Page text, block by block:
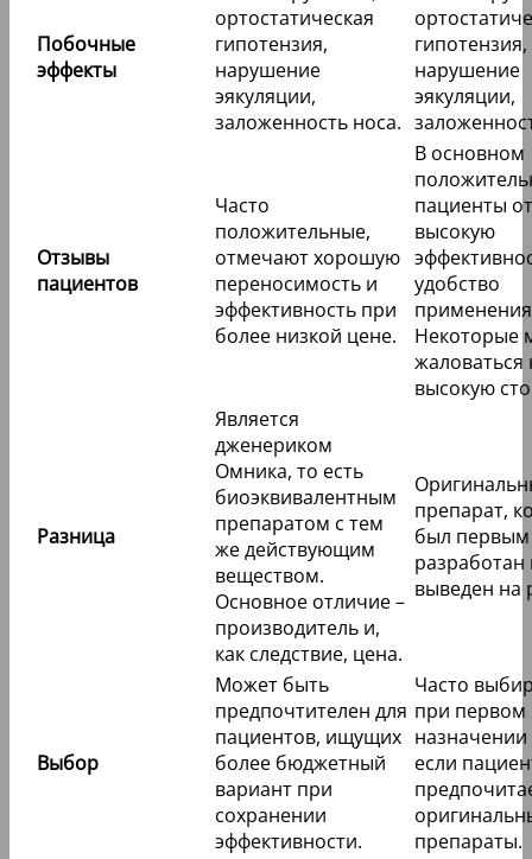
Побочные
эффекты
ортостатическая
гипотензия,
нарушение
эякуляции,
заложенность носа.
гипотензия,
нарушение
эякуляции,
Отзывы
пациентов
Часто
положительные,
отмечают хорошую
переносимость и
эффективность при
более низкой цене.
В основном
пациенты
высокую
удобство
Некоторые
жаловаться
высокую
Разница
Является
дженериком
Омника, то есть
биоэквивалентным
препаратом с тем
же действующим
веществом.
Основное отличие –
производитель и,
как следствие, цена.
препарат,
был первым
разработан
выведен на
Выбор
Может быть
предпочтителен для
пациентов, ищущих
более бюджетный
вариант при
сохранении
эффективности.
Часто
при первом
если
препараты.